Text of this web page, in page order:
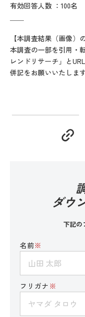
有効回答人数 ：100名
【本調査結果（画像）
本調査の一部を引用・
レンドリサーチ」と
併記をお願いいたします
ダウ
下記の
名前※
フリガナ ※